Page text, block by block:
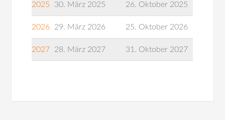
2025 30. März 2025 26. Oktober 2025
2026 29. März 2026 25. Oktober 2026
2027 28. März 2027 31. Oktober 2027